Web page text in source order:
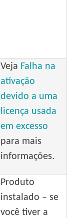
Veja Falha na
ativação
devido a uma
licença usada
em excesso
para mais
informações.
Produto
instalado – se
você tiver a